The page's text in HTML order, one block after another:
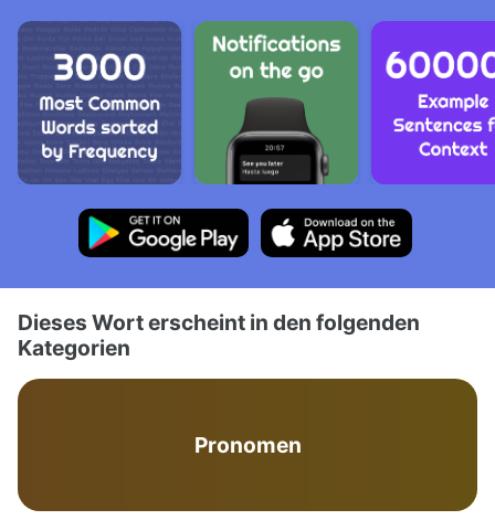
Dieses Wort erscheint in den folgenden
Kategorien
Pronomen